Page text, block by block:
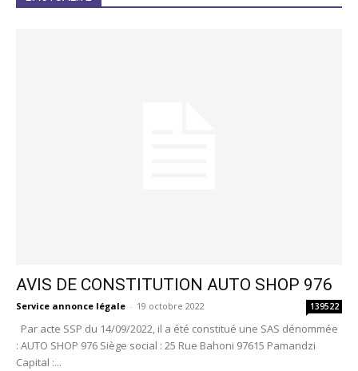
AVIS DE CONSTITUTION AUTO SHOP 976
Service annonce légale - 19 octobre 2022 139522
Par acte SSP du 14/09/2022, il a été constitué une SAS dénommée
: AUTO SHOP 976 Siège social : 25 Rue Bahoni 97615 Pamandzi
Capital :...